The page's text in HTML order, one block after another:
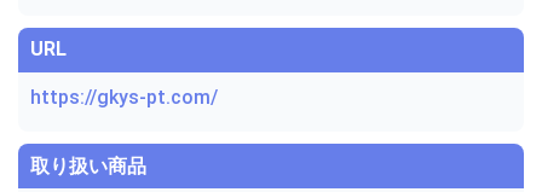
URL
https://gkys-pt.com/
取り扱い商品